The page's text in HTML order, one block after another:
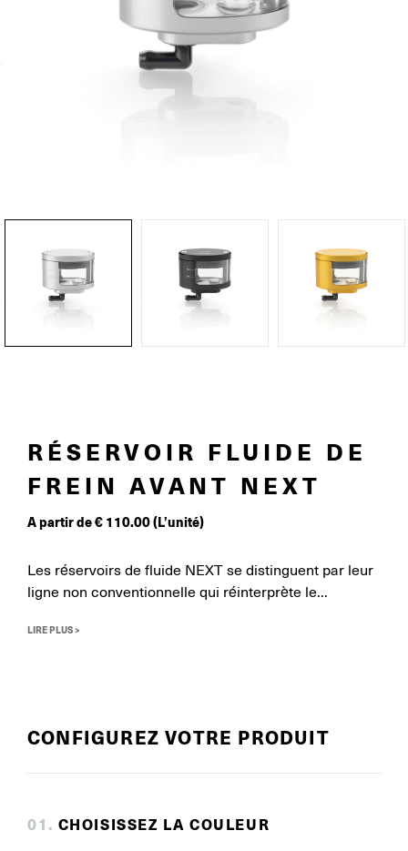
RÉSERVOIR FLUIDE DE
FREIN AVANT NEXT
A partir de€ 110.00(L’unité)
Les réservoirs de fluide NEXT se distinguent par leur
ligne non conventionnelle qui réinterprète le...
LIRE PLUS >
CONFIGUREZ VOTRE PRODUIT
01 . CHOISISSEZ LA COULEUR